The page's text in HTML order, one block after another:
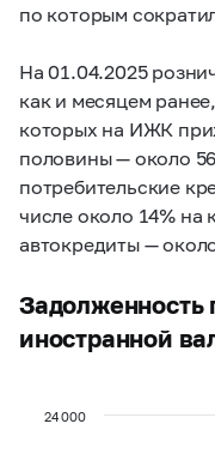
по которым
На 01.04.2025
как и месяцем
которых на ИЖК
половины — около
потребительские
числе около 14% на
автокредиты —
иностранной
24 000